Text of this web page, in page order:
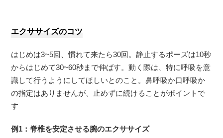
エクササイズのコツ
はじめは3~5回、慣れて来たら30回。静止するポーズは10秒
からはじめて30~60秒まで伸ばす。動く際は、特に呼吸を意
識して行うようにしてほしいとのこと。鼻呼吸か口呼吸か
の指定はありませんが、止めずに続けることがポイントで
す
例1：脊椎を安定させる腕のエクササイズ